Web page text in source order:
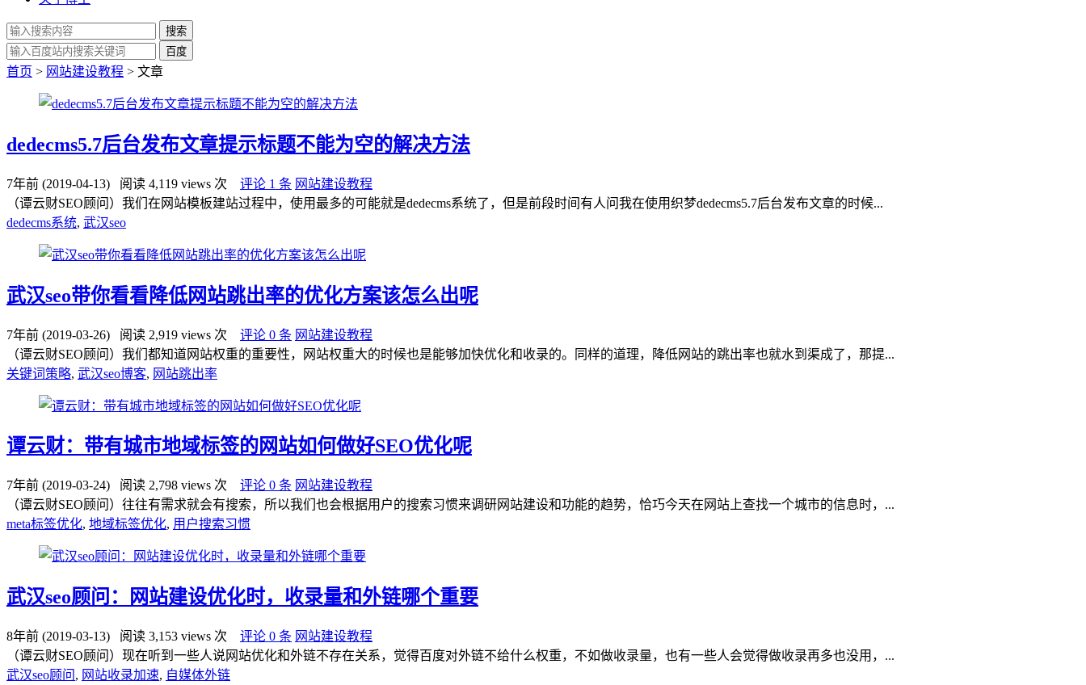
搜索
百度
首页 > 网站建设教程 > 文章
dedecms5.7后台发布文章提示标题不能为空的解决方法
7年前 (2019-04-13) 阅读 4,119 views 次 评论 1 条 网站建设教程
（谭云财SEO顾问）我们在网站模板建站过程中，使用最多的可能就是dedecms系统了，但是前段时间有人问我在使用织梦dedecms5.7后台发布文章的时候...
dedecms系统, 武汉seo
武汉seo带你看看降低网站跳出率的优化方案该怎么出呢
7年前 (2019-03-26) 阅读 2,919 views 次 评论 0 条 网站建设教程
（谭云财SEO顾问）我们都知道网站权重的重要性，网站权重大的时候也是能够加快优化和收录的。同样的道理，降低网站的跳出率也就水到渠成了，那提...
关键词策略, 武汉seo博客, 网站跳出率
谭云财：带有城市地域标签的网站如何做好SEO优化呢
7年前 (2019-03-24) 阅读 2,798 views 次 评论 0 条 网站建设教程
（谭云财SEO顾问）往往有需求就会有搜索，所以我们也会根据用户的搜索习惯来调研网站建设和功能的趋势，恰巧今天在网站上查找一个城市的信息时，...
meta标签优化, 地域标签优化, 用户搜索习惯
武汉seo顾问：网站建设优化时，收录量和外链哪个重要
8年前 (2019-03-13) 阅读 3,153 views 次 评论 0 条 网站建设教程
（谭云财SEO顾问）现在听到一些人说网站优化和外链不存在关系，觉得百度对外链不给什么权重，不如做收录量，也有一些人会觉得做收录再多也没用，...
武汉seo顾问 , 网站收录加速, 自媒体外链